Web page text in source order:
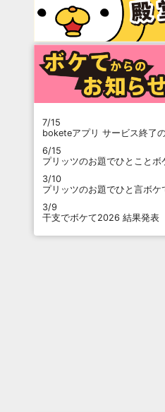
7/15
boketeアプリ サービス終了
6/15
プリッツのお題でひとことボ
3/10
プリッツのお題でひと言ボケ
3/9
干支でボケて2026 結果発表